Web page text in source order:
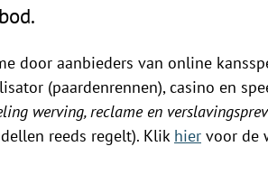
door aanbieders van online
(paardenrennen), casino en
werving, reclame en
reeds regelt). Klik hier voor de